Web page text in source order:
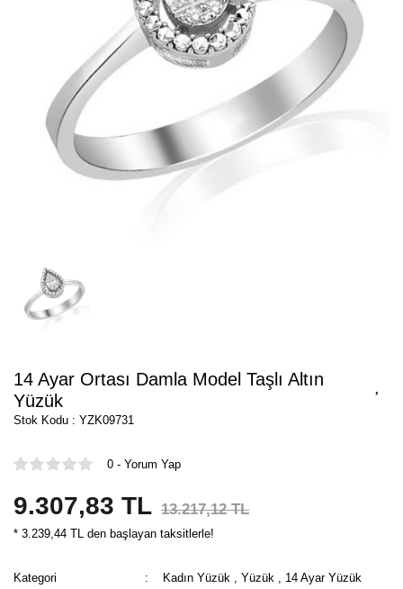
14 Ayar Ortası Damla Model Taşlı Altın
Yüzük
Stok Kodu : YZK09731
0 - Yorum Yap
9.307,83 TL 13.217,12 TL
* 3.239,44 TL den başlayan taksitlerle!
Kategori Kadın Yüzük ,Yüzük
14 Ayar Yüzük